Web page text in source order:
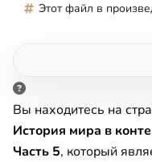
Этот файл в
Вы находитесь на
История мира в
Часть 5, который